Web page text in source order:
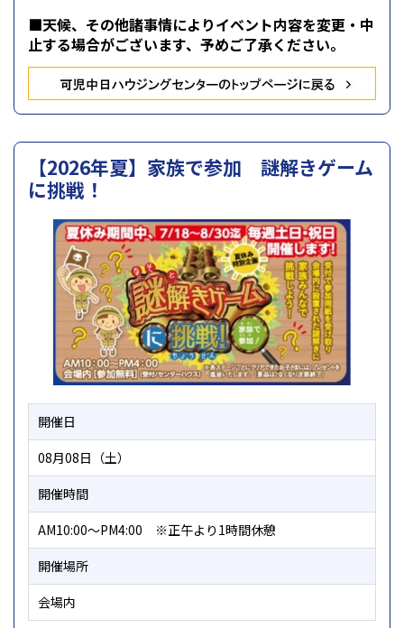
■天候、その他諸事情によりイベント内容を変更・中
止する場合がございます、 予めご了承ください。
【2026年夏】家族で参加 謎解きゲーム
に挑戦！
開催日
08月08日（土）
開催時間
AM10:00～PM4:00 ※正午より1時間休憩
開催場所
会場内